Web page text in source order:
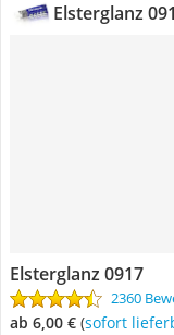
Elsterglanz
Elsterglanz 0917
2360
ab 6,00 € ( Sofort